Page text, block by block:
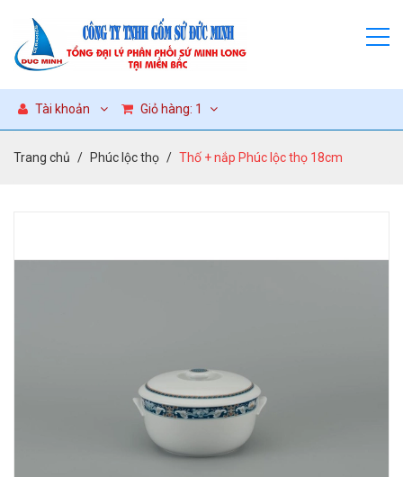
Tài khoản Giỏ hàng: 1
Trang chủ Phúc lộc thọ Thố + nắp Phúc lộc thọ 18cm